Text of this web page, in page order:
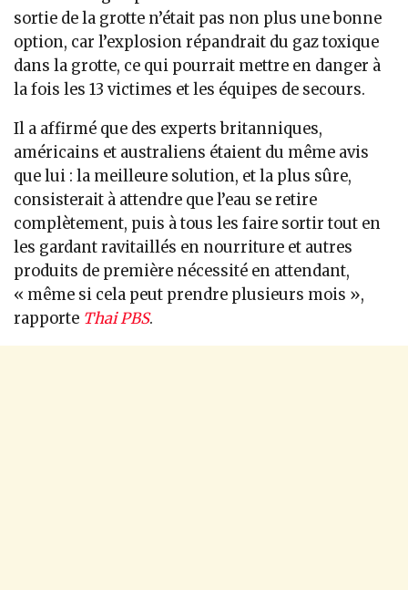
sortie de la grotte n’était pas non plus une bonne
option, car l’explosion répandrait du gaz toxique
dans la grotte, ce qui pourrait mettre en danger à
la fois les 13 victimes et les équipes de secours.
Il a affirmé que des experts britanniques,
américains et australiens étaient du même avis
que lui : la meilleure solution, et la plus sûre,
consisterait à attendre que l’eau se retire
complètement, puis à tous les faire sortir tout en
les gardant ravitaillés en nourriture et autres
produits de première nécessité en attendant,
« même si cela peut prendre plusieurs mois »,
rapporte Thai PBS.